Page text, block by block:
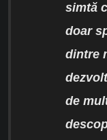
simtă
doar
dintre
de